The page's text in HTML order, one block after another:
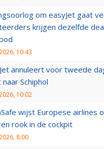
om easyJet gaat
krijgen dezelfde
10:43
annuleert voor tweede
naar Schiphol
10:02
wijst Europese airlines
rook in de cockpit
8:00